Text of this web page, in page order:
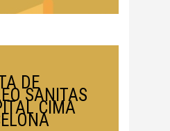
DE
SANITAS
CIMA